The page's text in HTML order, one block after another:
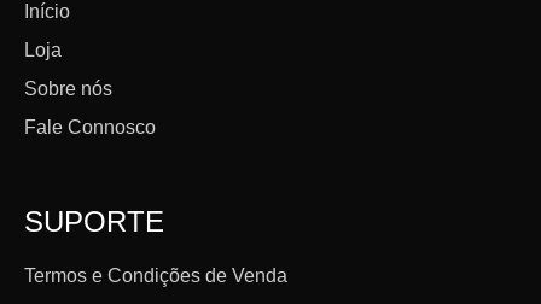
Início
Loja
Sobre nós
Fale Connosco
SUPORTE
Termos e Condições de Venda